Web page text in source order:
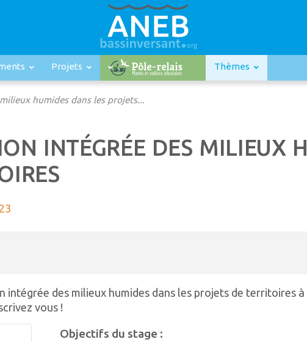
Projets Thèmes
humides dans les projets...
INTÉGRÉE DES MILIEUX
intégrée des milieux humides dans les projets de territoires à
vous !
Objectifs du stage :